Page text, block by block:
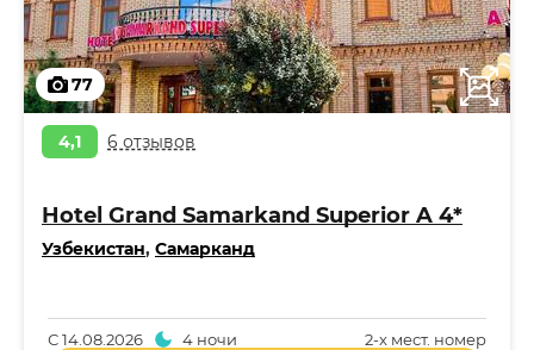
77
4,1 6 отзывов
Hotel Grand Samarkand Superior A 4*
Узбекистан, Самарканд
2-x мест. номер
С14.08.2026 4 ночи